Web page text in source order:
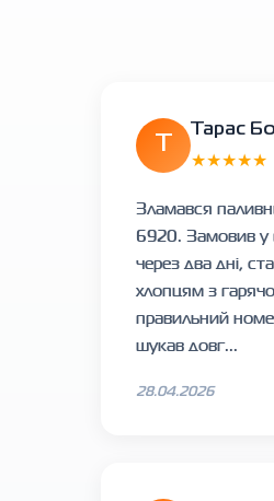
Тарас
★★★★★
Зламався
6920. Замовив у
через два дні,
хлопцям з
правильний
шукав довг...
28.04.2026